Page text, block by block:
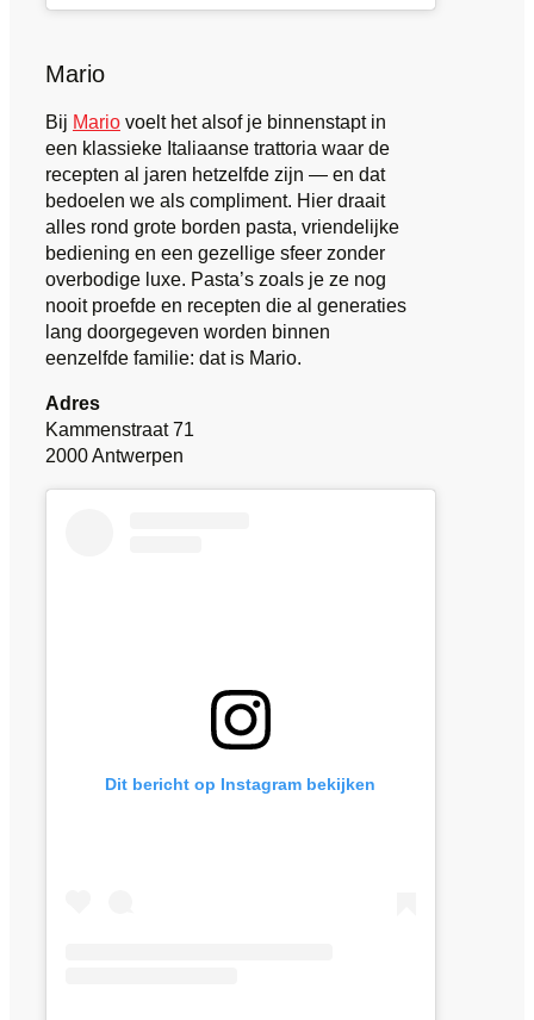
Mario
Bij Mariovoelt het alsof je binnenstapt in
een klassieke Italiaanse trattoria waar de
recepten al jaren hetzelfde zijn — en dat
bedoelen we als compliment. Hier draait
alles rond grote borden pasta, vriendelijke
bediening en een gezellige sfeer zonder
overbodige luxe. Pasta’s zoals je ze nog
nooit proefde en recepten die al generaties
lang doorgegeven worden binnen
eenzelfde familie: dat is Mario.
Adres
Kammenstraat 71
2000 Antwerpen
Dit bericht op Instagram bekijken